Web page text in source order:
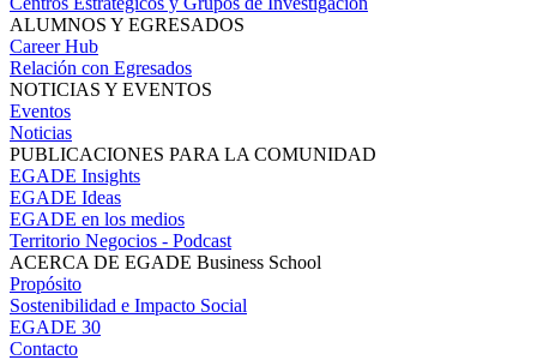
ALUMNOS Y EGRESADOS
Career Hub
Relación con Egresados
NOTICIAS Y EVENTOS
Eventos
Noticias
PUBLICACIONES PARA LA COMUNIDAD
EGADE Insights
EGADE Ideas
EGADE en los medios
Territorio Negocios - Podcast
ACERCA DE EGADE Business School
Propósito
Sostenibilidad e Impacto Social
EGADE 30
Contacto